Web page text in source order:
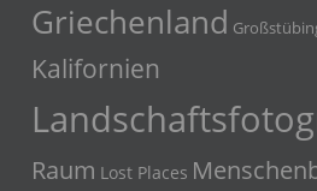
Griechenland
Kalifornien
Raum Lost Places